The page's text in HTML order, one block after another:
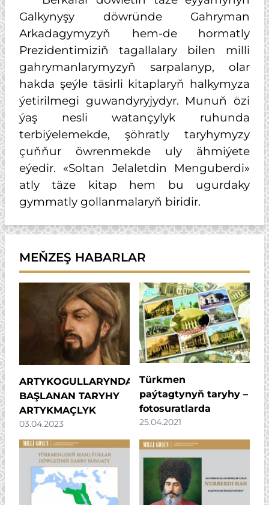
Galkynyşy döwründe Gahryman
Arkadagymyzyň hem-de hormatly
Prezidentimiziň tagallalary bilen milli
gahrymanlarymyzyň sarpalanyp, olar
hakda şeýle täsirli kitaplaryň halkymyza
ýetirilmegi guwandyryjydyr. Munuň özi
ýaş nesli watançylyk ruhunda
terbiýelemekde, şöhratly taryhymyzy
çuňňur öwrenmekde uly ähmiýete
eýedir. «Soltan Jelaletdin Menguberdi»
atly täze kitap hem bu ugurdaky
gymmatly gollanmalaryň biridir.
MEŇZEŞ HABARLAR
ARTYKOGULLARYNDAN
BAŞLANAN TARYHY
ARTYKMAÇLYK
03.04.2023
Türkmen
paýtagtynyň taryhy –
fotosuratlarda
25.04.2021